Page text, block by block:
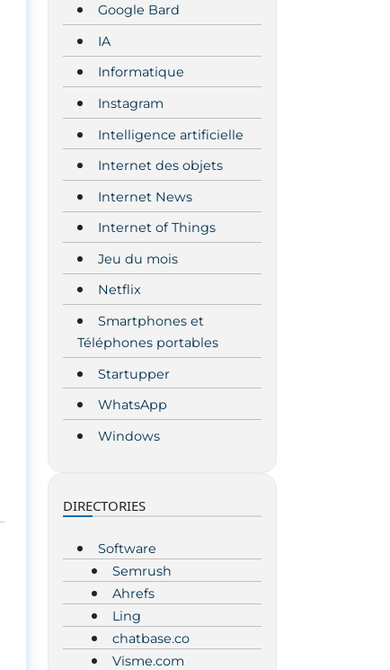
Google Bard
IA
Informatique
Instagram
Intelligence artificielle
Internet des objets
Internet News
Internet of Things
Jeu du mois
Netflix
Smartphones et
Téléphones portables
Startupper
WhatsApp
Windows
DIRECTORIES
Software
Semrush
Ahrefs
Ling
chatbase.co
Visme.com